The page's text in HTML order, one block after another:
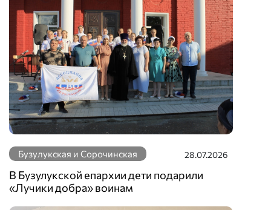
Бузулукская и Сорочинская 28.07.2026
В Бузулукской епархии дети подарили
«Лучики добра» воинам